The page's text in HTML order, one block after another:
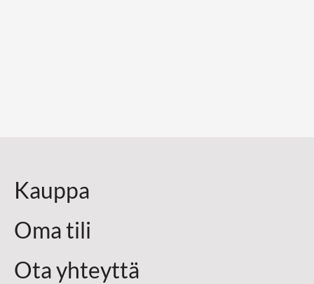
Kauppa
Oma tili
Ota yhteyttä